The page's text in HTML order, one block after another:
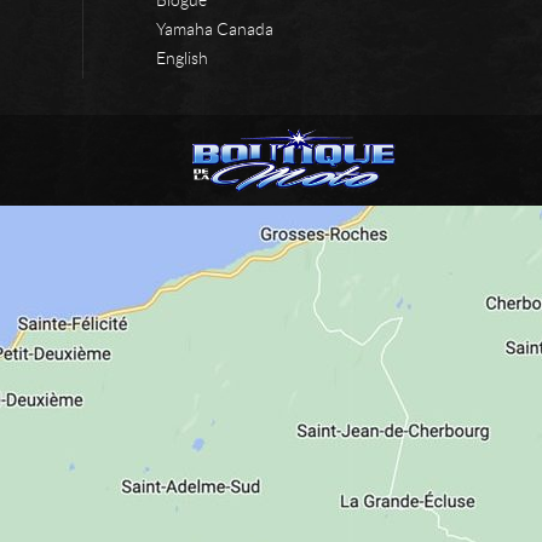
Yamaha Canada
English